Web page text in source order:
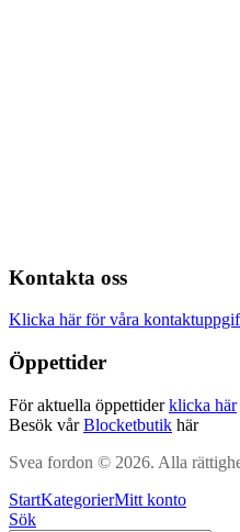
Kontakta oss
Klicka här för våra
Öppettider
För aktuella öppettiderklicka här
Besök vårBlocketbutik här
Svea fordon © 2026. Alla
StartKategorierMitt konto
Sök